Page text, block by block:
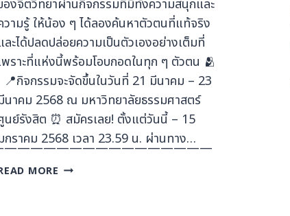
องจิตวิทยาผ่านกิจกรรมที่มีทั้งความสนุกและ
วามรู้ ให้น้อง ๆ ได้ลองค้นหาตัวตนที่แท้จริง
ละได้ปลดปล่อยความเป็นตัวเองอย่างเต็มที่
พราะที่แห่งนี้พร้อมโอบกอดในทุก ๆ ตัวตน 🫂
📍กิจกรรมจะจัดขึ้นในวันที่ 21 มีนาคม – 23
นาคม 2568 ณ มหาวิทยาลัยธรรมศาสตร์
นย์รังสิต ⏰ สมัครเลย! ตั้งแต่วันนี้ – 15
กราคม 2568 เวลา 23.59 น. ผ่านทาง…
MORE